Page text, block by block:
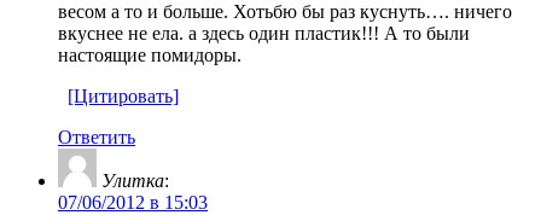
весом а то и больше. Хотьбю бы раз куснуть…. ничего
вкуснее не ела. а здесь один пластик!!! А то были
настоящие помидоры.
[Цитировать]
Ответить
Улитка:
07/06/2012 в 15:03